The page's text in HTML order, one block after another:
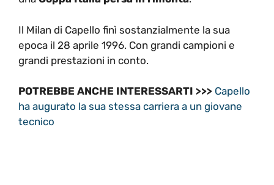
Il Milan di Capello finì sostanzialmente la sua
epoca il 28 aprile 1996. Con grandi campioni e
grandi prestazioni in conto.
POTREBBE ANCHE INTERESSARTI >>> Capello
ha augurato la sua stessa carriera a un giovane
tecnico